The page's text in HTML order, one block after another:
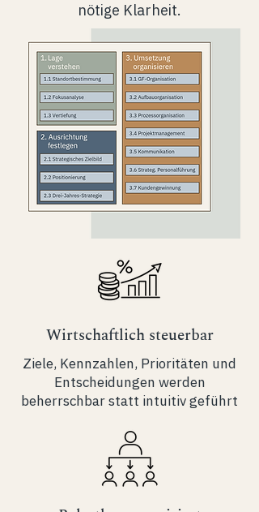
nötige Klarheit.
Wirtschaftlich steuerbar
Ziele, Kennzahlen, Prioritäten und
Entscheidungen werden
beherrschbar statt intuitiv geführt